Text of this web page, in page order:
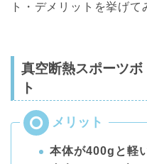
ト・デメリットを挙げて
真空断熱スポーツ
ト
本体が400gと軽